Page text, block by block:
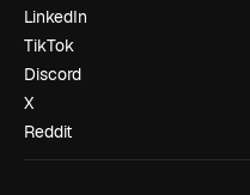
LinkedIn
TikTok
Discord
X
Reddit